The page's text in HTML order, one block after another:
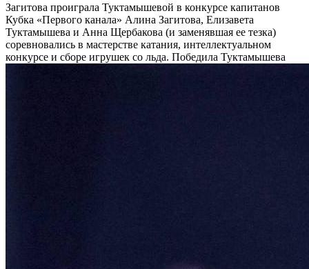
Загитова проиграла Туктамышевой в конкурсе капитанов
Кубка «Первого канала» Алина Загитова, Елизавета
Туктамышева и Анна Щербакова (и заменявшая ее тезка)
соревновались в мастерстве катания, интеллектуальном
конкурсе и сборе игрушек со льда. Победила Туктамышева